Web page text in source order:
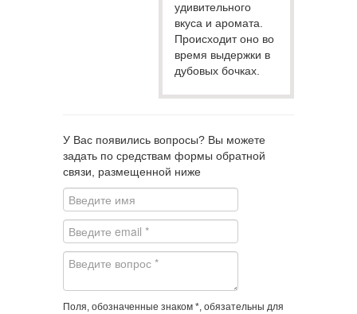
удивительного
вкуса и аромата.
Происходит оно во
время выдержки в
дубовых бочках.
У Вас появились вопросы? Вы можете
задать по средствам формы обратной
связи, размещенной ниже
Поля, обозначенные знаком *, обязательны для